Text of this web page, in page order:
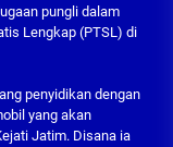
pungli dalam
Lengkap (PTSL) di
penyidikan dengan
yang akan
Jatim. Disana ia